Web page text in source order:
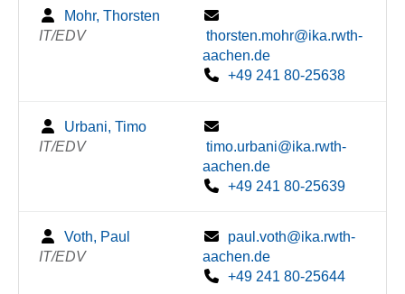
Mohr, Thorsten
IT/EDV
thorsten.mohr@ika.rwth-
aachen.de
+49 241 80-25638
Urbani, Timo
IT/EDV
timo.urbani@ika.rwth-
aachen.de
+49 241 80-25639
Voth, Paul
IT/EDV
paul.voth@ika.rwth-
aachen.de
+49 241 80-25644